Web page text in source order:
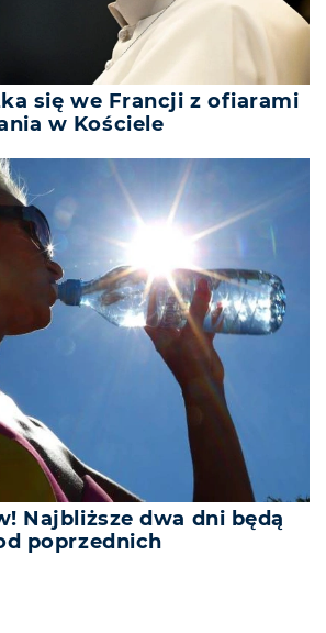
się we Francji z ofiarami
w Kościele
Najbliższe dwa dni będą
poprzednich